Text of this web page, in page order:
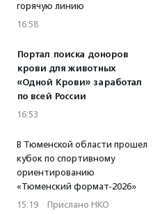
горячую линию
16:58
Портал поиска доноров
крови для животных
«Одной Крови» заработал
по всей России
16:53
В Тюменской области прошел
кубок по спортивному
ориентированию
«Тюменский формат-2026»
15:19 · Прислано НКО